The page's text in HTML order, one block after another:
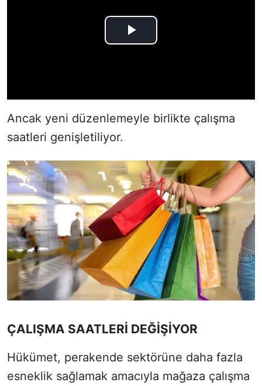
Ancak yeni düzenlemeyle birlikte çalışma
saatleri genişletiliyor.
ÇALIŞMA SAATLERİ DEĞİŞİYOR
Hükümet, perakende sektörüne daha fazla
esneklik sağlamak amacıyla mağaza çalışma